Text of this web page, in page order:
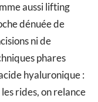
aussi lifting
dénuée de
ni de
phares
hyaluronique :
rides, on relance